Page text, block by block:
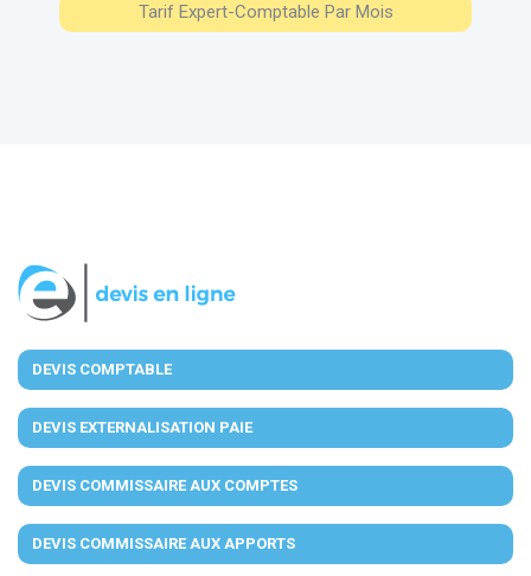
Tarif Expert-Comptable Par Mois
DEVIS COMPTABLE
DEVIS EXTERNALISATION PAIE
DEVIS COMMISSAIRE AUX COMPTES
DEVIS COMMISSAIRE AUX APPORTS